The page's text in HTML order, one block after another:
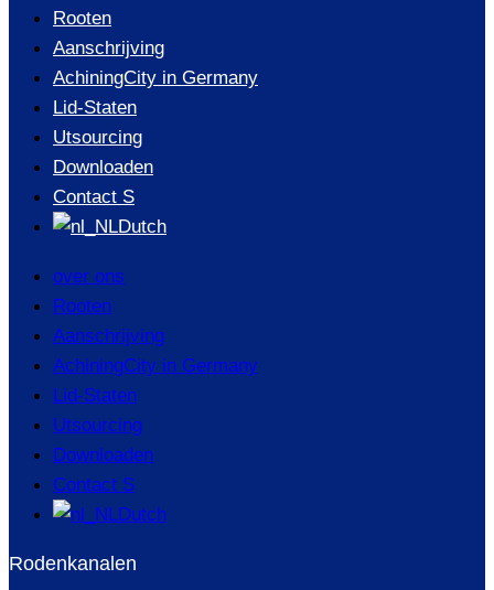
Rooten
Aanschrijving
AchiningCity in Germany
Lid-Staten
Utsourcing
Downloaden
Contact S
Dutch
over ons
Rooten
Aanschrijving
AchiningCity in Germany
Lid-Staten
Utsourcing
Downloaden
Contact S
Dutch
Rodenkanalen